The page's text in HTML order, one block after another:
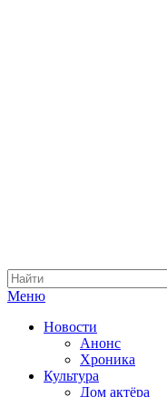
Меню
Новости
Анонс
Хроника
Культура
Дом актёра